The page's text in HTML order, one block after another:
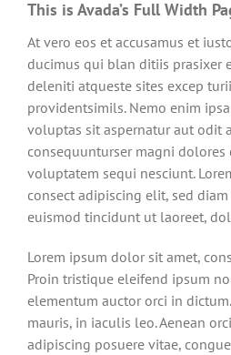
This is Avada’s Full Width
At vero eos et accusamus et
ducimus qui blan ditiis prasixer
deleniti atqueste sites excep
providentsimils. Nemo enim
voluptas sit aspernatur aut odit
consequunturser magni dolores
voluptatem sequi nesciunt.
consect adipiscing elit, sed
euismod tincidunt ut laoreet,
Lorem ipsum dolor sit amet,
Proin tristique eleifend ipsum
elementum auctor orci in
mauris, in iaculis leo. Aenean
adipiscing posuere vitae,